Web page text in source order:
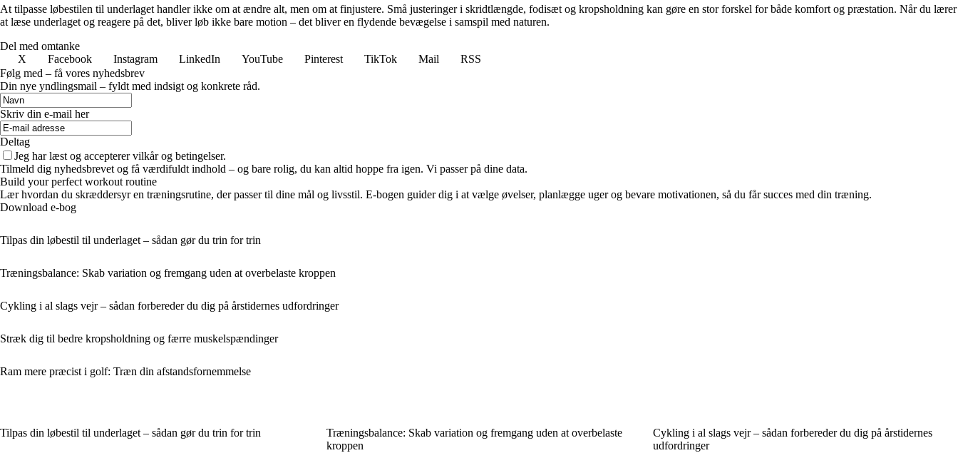
At tilpasse løbestilen til underlaget handler ikke om at ændre alt, men om at finjustere. Små justeringer i skridtlængde, fodisæt og kropsholdning kan gøre en stor forskel for både komfort og præstation. Når du lærer
at læse underlaget og reagere på det, bliver løb ikke bare motion – det bliver en flydende bevægelse i samspil med naturen.
Del med omtanke
X
Facebook Instagram LinkedIn YouTube Pinterest TikTok Mail
RSS
Følg med – få vores nyhedsbrev
Din nye yndlingsmail – fyldt med indsigt og konkrete råd.
Skriv din e-mail her
Deltag
Jeg har læst og accepterer vilkår og betingelser.
Tilmeld dig nyhedsbrevet og få værdifuldt indhold – og bare rolig, du kan altid hoppe fra igen. Vi passer på dine data.
Build your perfect workout routine
Lær hvordan du skræddersyr en træningsrutine, der passer til dine mål og livsstil. E-bogen guider dig i at vælge øvelser, planlægge uger og bevare motivationen, så du får succes med din træning.
Download e-bog
Tilpas din løbestil til underlaget – sådan gør du trin for trin
Træningsbalance: Skab variation og fremgang uden at overbelaste kroppen
Cykling i al slags vejr – sådan forbereder du dig på årstidernes udfordringer
Stræk dig til bedre kropsholdning og færre muskelspændinger
Ram mere præcist i golf: Træn din afstandsfornemmelse
Tilpas din løbestil til underlaget – sådan gør du trin for trin
Træningsbalance: Skab variation og fremgang uden at overbelaste
kroppen
Cykling i al slags vejr – sådan forbereder du dig på årstidernes
udfordringer